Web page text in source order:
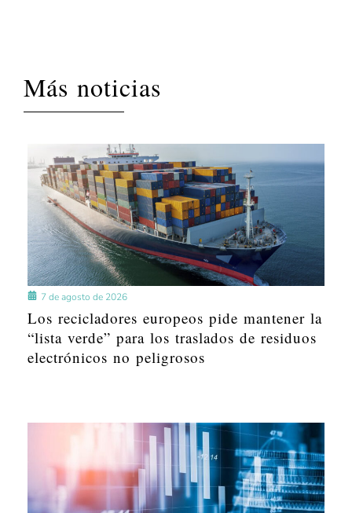
Más noticias
7 de agosto de 2026
Los recicladores europeos pide mantener la
“lista verde” para los traslados de residuos
electrónicos no peligrosos